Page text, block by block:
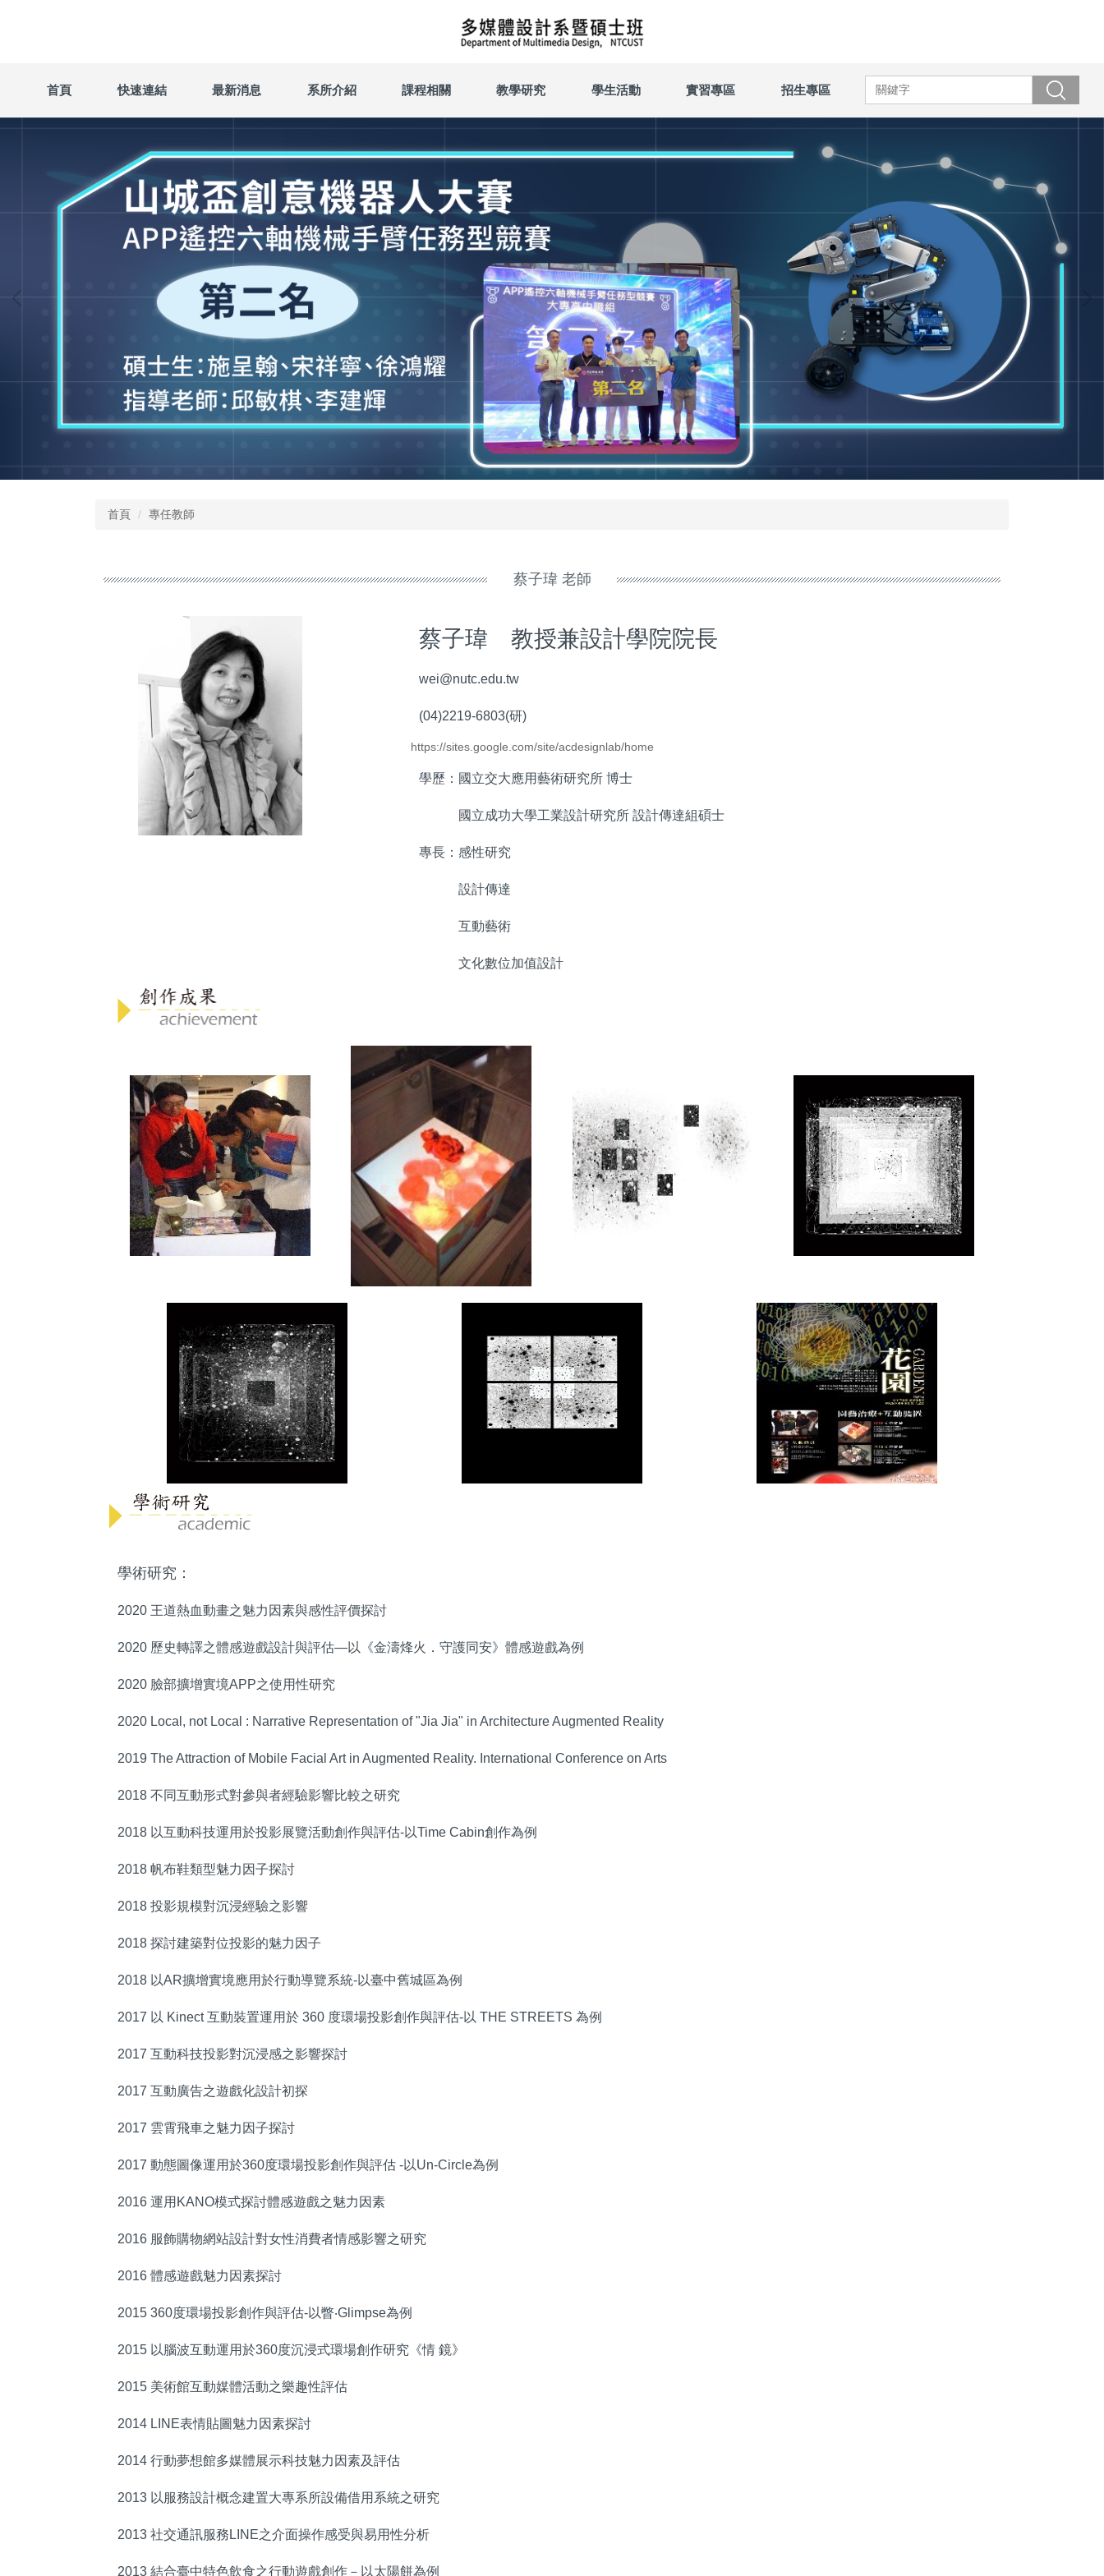
區
首頁 快速連結 最新消息 系所介紹 課程相關 教學研究 學生活動 實習專區 招生專區 搜尋
首頁 專任教師
蔡子瑋 老師
蔡子瑋 教授兼設計學院院長
wei@nutc.edu.tw
(04)2219-6803(研)
https://sites.google.com/site/acdesignlab/home
學歷：國立交大應用藝術研究所 博士
國立成功大學工業設計研究所 設計傳達組碩士
專長：感性研究
設計傳達
互動藝術
文化數位加值設計
學術研究：
2020 王道熱血動畫之魅力因素與感性評價探討
2020 歷史轉譯之體感遊戲設計與評估—以《金濤烽火．守護同安》體感遊戲為例
2020 臉部擴增實境APP之使用性研究
2020 Local, not Local : Narrative Representation of "Jia Jia" in Architecture Augmented Reality
2019 The Attraction of Mobile Facial Art in Augmented Reality. International Conference on Arts
2018 不同互動形式對參與者經驗影響比較之研究
2018 以互動科技運用於投影展覽活動創作與評估-以Time Cabin創作為例
2018 帆布鞋類型魅力因子探討
2018 投影規模對沉浸經驗之影響
2018 探討建築對位投影的魅力因子
2018 以AR擴增實境應用於行動導覽系統-以臺中舊城區為例
2017 以 Kinect 互動裝置運用於 360 度環場投影創作與評估-以 THE STREETS 為例
2017 互動科技投影對沉浸感之影響探討
2017 互動廣告之遊戲化設計初探
2017 雲霄飛車之魅力因子探討
2017 動態圖像運用於360度環場投影創作與評估 -以Un-Circle為例
2016 運用KANO模式探討體感遊戲之魅力因素
2016 服飾購物網站設計對女性消費者情感影響之研究
2016 體感遊戲魅力因素探討
2015 360度環場投影創作與評估-以瞥‧Glimpse為例
2015 以腦波互動運用於360度沉浸式環場創作研究《情 鏡》
2015 美術館互動媒體活動之樂趣性評估
2014 LINE表情貼圖魅力因素探討
2014 行動夢想館多媒體展示科技魅力因素及評估
2013 以服務設計概念建置大專系所設備借用系統之研究
2013 社交通訊服務LINE之介面操作感受與易用性分析
2013 結合臺中特色飲食之行動遊戲創作－以太陽餅為例